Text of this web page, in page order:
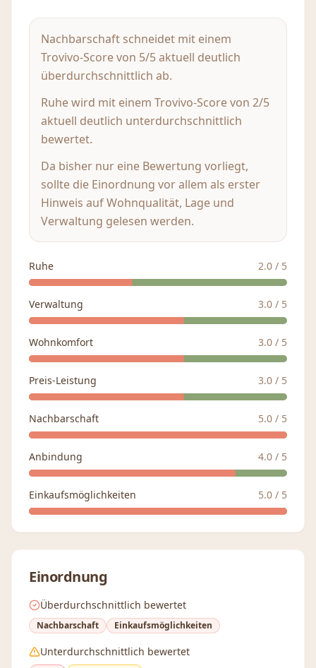
Nachbarschaft schneidet mit einem
Trovivo-Score von 5/5 aktuell deutlich
überdurchschnittlich ab.
Ruhe wird mit einem Trovivo-Score von 2/5
aktuell deutlich unterdurchschnittlich
bewertet.
Da bisher nur eine Bewertung vorliegt,
sollte die Einordnung vor allem als erster
Hinweis auf Wohnqualität, Lage und
Verwaltung gelesen werden.
Ruhe 2.0 / 5
Verwaltung 3.0 / 5
Wohnkomfort 3.0 / 5
Preis-Leistung 3.0 / 5
Nachbarschaft 5.0 / 5
Anbindung 4.0 / 5
Einkaufsmöglichkeiten 5.0 / 5
Einordnung
Überdurchschnittlich bewertet
Nachbarschaft Einkaufsmöglichkeiten
Unterdurchschnittlich bewertet